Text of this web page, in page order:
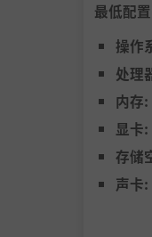
最低配
操作
处理
内存:
显卡:
存储
声卡: